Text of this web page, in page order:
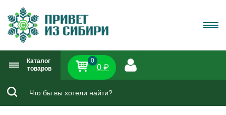
Каталог
товаров
0
0 ₽